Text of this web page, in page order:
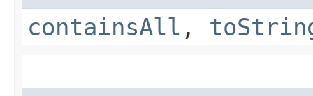
containsAll ,